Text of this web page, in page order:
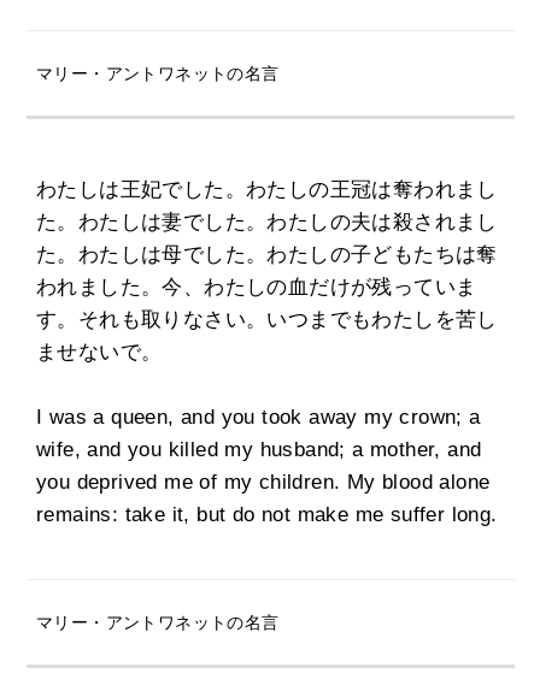
マリー・アントワネットの名言
わたしは王妃でした。わたしの王冠は奪われまし
た。わたしは妻でした。わたしの夫は殺されまし
た。わたしは母でした。わたしの子どもたちは奪
われました。今、わたしの血だけが残っていま
す。それも取りなさい。いつまでもわたしを苦し
ませないで。
I was a queen, and you took away my crown; a
wife, and you killed my husband; a mother, and
you deprived me of my children. My blood alone
remains: take it, but do not make me suffer long.
マリー・アントワネットの名言